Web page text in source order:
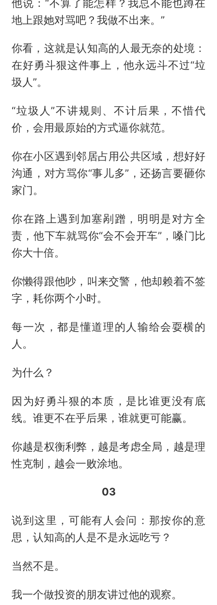
他说：“不算了能怎样？我总不能也蹲在
地上跟她对骂吧？我做不出来。”
你看，这就是认知高的人最无奈的处境：
在好勇斗狠这件事上，他永远斗不过“垃
圾人”。
“垃圾人”不讲规则、不计后果，不惜代
价，会用最原始的方式逼你就范。
你在小区遇到邻居占用公共区域，想好好
沟通，对方骂你“事儿多”，还扬言要砸你
家门。
你在路上遇到加塞剐蹭，明明是对方全
责，他下车就骂你“会不会开车”，嗓门比
你大十倍。
你懒得跟他吵，叫来交警，他却赖着不签
字，耗你两个小时。
每一次，都是懂道理的人输给会耍横的
人。
为什么？
因为好勇斗狠的本质，是比谁更没有底
线。谁更不在乎后果，谁就更可能赢。
你越是权衡利弊，越是考虑全局，越是理
性克制，越会一败涂地。
03
说到这里，可能有人会问：那按你的意
思，认知高的人是不是永远吃亏？
当然不是。
我一个做投资的朋友讲过他的观察。